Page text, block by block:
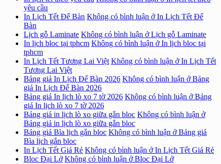
yêu cầu
In Lịch Tết Để Bàn Không có bình luận ở In Lịch Tết Để
Bàn
Lịch gỗ Laminate Không có bình luận ở Lịch gỗ Laminate
In lịch bloc tại tphcm Không có bình luận ở In lịch bloc tại
tphcm
In Lịch Tết Tương Lai Việt Không có bình luận ở In Lịch Tết
Tương Lai Việt
Bảng giá In Lịch Để Bàn 2026 Không có bình luận ở Bảng
giá In Lịch Để Bàn 2026
Bảng giá In lịch lò xo 7 tờ 2026 Không có bình luận ở Bảng
giá In lịch lò xo 7 tờ 2026
Bảng giá in lịch lò xo giữa gắn bloc Không có bình luận ở
Bảng giá in lịch lò xo giữa gắn bloc
Bảng giá Bìa lịch gắn bloc Không có bình luận ở Bảng giá
Bìa lịch gắn bloc
In Lịch Tết Giá Rẻ Không có bình luận ở In Lịch Tết Giá Rẻ
Bloc Đại Lở Không có bình luận ở Bloc Đại Lở